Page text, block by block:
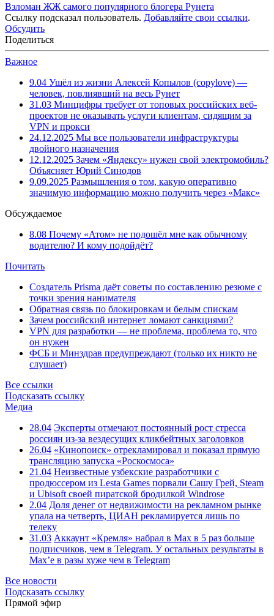
Взломан ЖЖ самого популярного блогера Рунета
Ссылку подсказал пользователь. Добавляйте свои ссылки.
Обсудить
Поделиться
Важное
9.04 Ушёл из жизни Алексей Копылов (copylove) —
человек, повлиявший на весь Рунет
31.03 Минцифры требует от топовых российских веб-
проектов не оказывать услуги клиентам, сидящим за
VPN и прокси
24.12.2025 Мы все пользователи инфраструктуры
двойного назначения
12.12.2025 Зачем «Яндексу» нужен свой электромобиль?
Объясняет Юрий Синодов
9.09.2025 Размышления о том, какую оперативно
значимую информацию можно получить через «Макс»
Обсуждаемое
8.08 Почему «Атом» не подошёл мне как обычному
водителю? И кому подойдёт?
Почитать
Создатель Prisma даёт советы по составлению резюме с
точки зрения нанимателя
Обратная связь по блокировкам и белым спискам
Зачем российский интернет ломают санкциями?
VPN для разработки — не проблема, проблема то, что
он нужен
ФСБ и Минздрав предупреждают (только их никто не
слушает)
Все ссылки
Подсказать ссылку
Медиа
28.04 Эксперты отмечают постоянный рост стресса
россиян из-за вездесущих кликбейтных заголовков
26.04 «Кинопоиск» отрекламировал и показал прямую
трансляцию запуска «Роскосмоса»
21.04 Неизвестные узбекские разработчики с
продюссером из Lesta Games порвали Сашу Грей, Steam
и Ubisoft своей пиратской бродилкой Windrose
2.04 Доля денег от недвижимости на рекламном рынке
упала на четверть, ЦИАН рекламируется лишь по
телеку
31.03 Аккаунт «Кремля» набрал в Max в 5 раз больше
подписчиков, чем в Telegram. У остальных результаты в
Max’е в разы хуже чем в Telegram
Все новости
Подсказать ссылку
Прямой эфир